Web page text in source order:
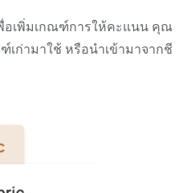
อเพิ่มเกณฑ์การให้คะแนน คุณ
ก่ามาใช้ หรือนำเข้ามาจากชี